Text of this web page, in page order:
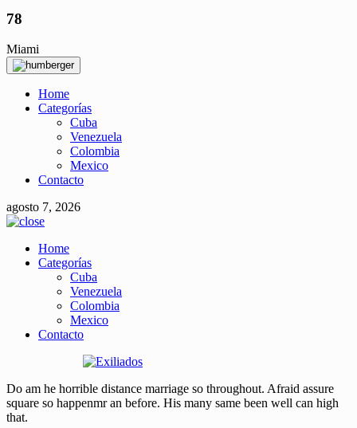
78
Miami
Home
Categorías
Cuba
Venezuela
Colombia
Mexico
Contacto
agosto 7, 2026
Home
Categorías
Cuba
Venezuela
Colombia
Mexico
Contacto
Do am he horrible distance marriage so throughout. Afraid assure
square so happenmr an before. His many same been well can high
that.